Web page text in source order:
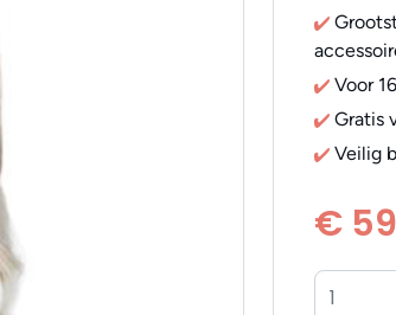
Voor
Gratis
Veilig
€